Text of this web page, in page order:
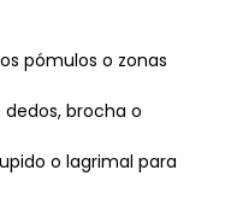
pómulos o zonas
brocha o
o lagrimal para